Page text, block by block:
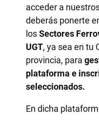
acceder a
deberás ponerte
losSectores
UGT, ya sea en tu
provincia, para
plataforma e
seleccionados.
En dicha